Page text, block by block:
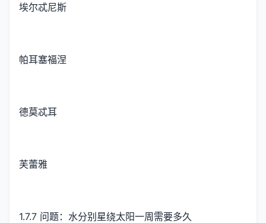
埃尔忒尼斯
帕耳塞福涅
德莫忒耳
芙蕾雅
1.7.7 问题：水分别星绕太阳一周需要多久